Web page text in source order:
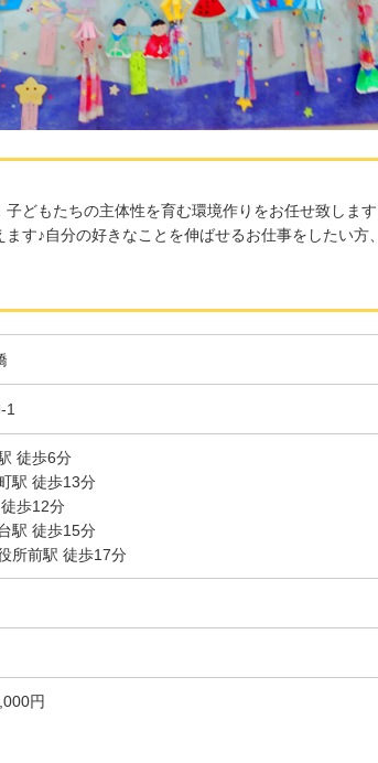
どもたちの主体性を育む環境作りをお任せ致しま
す♪自分の好きなことを伸ばせるお仕事をしたい方
1
徒歩6分
駅 徒歩13分
歩12分
駅 徒歩15分
所前駅 徒歩17分
円